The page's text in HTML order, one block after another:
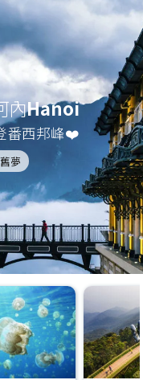
內Hanoi
番西邦峰❤️
夢